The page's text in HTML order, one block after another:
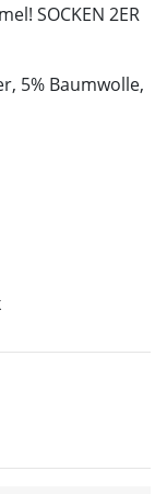
SOCKEN 2ER
5% Baumwolle,